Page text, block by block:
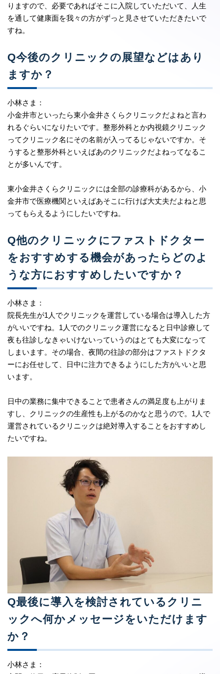
りますので、必要であればそこに入院していただいて、人生
を通して健康面を我々の方がずっと見させていただきたいで
すね。
Q今後のクリニックの展望などはあり
ますか？
小林さま：
小金井市といったら東小金井さくらクリニックだよねと言わ
れるぐらいになりたいです。整形外科とか内視鏡クリニック
ってクリニック名にその名前が入ってるじゃないですか。そ
うすると整形外科といえばあのクリニックだよねってなるこ
とが多いんです。
東小金井さくらクリニックには全部の診療科があるから、小
金井市で医療機関といえばあそこに行けば大丈夫だよねと思
ってもらえるようにしたいですね。
Q他のクリニックにファストドクター
をおすすめする機会があったらどのよ
うな方におすすめしたいですか？
小林さま：
院長先生が1人でクリニックを運営している場合は導入した方
がいいですね。1人でのクリニック運営になると日中診療して
夜も往診しなきゃいけないっていうのはとても大変になって
しまいます。その場合、夜間の往診の部分はファストドクタ
ーにお任せして、日中に注力できるようにした方がいいと思
います。
日中の業務に集中できることで患者さんの満足度も上がりま
すし、クリニックの生産性も上がるのかなと思うので。1人で
運営されているクリニックは絶対導入することをおすすめし
たいですね。
Q最後に導入を検討されているクリニ
ックへ何かメッセージをいただけます
か？
小林さま：